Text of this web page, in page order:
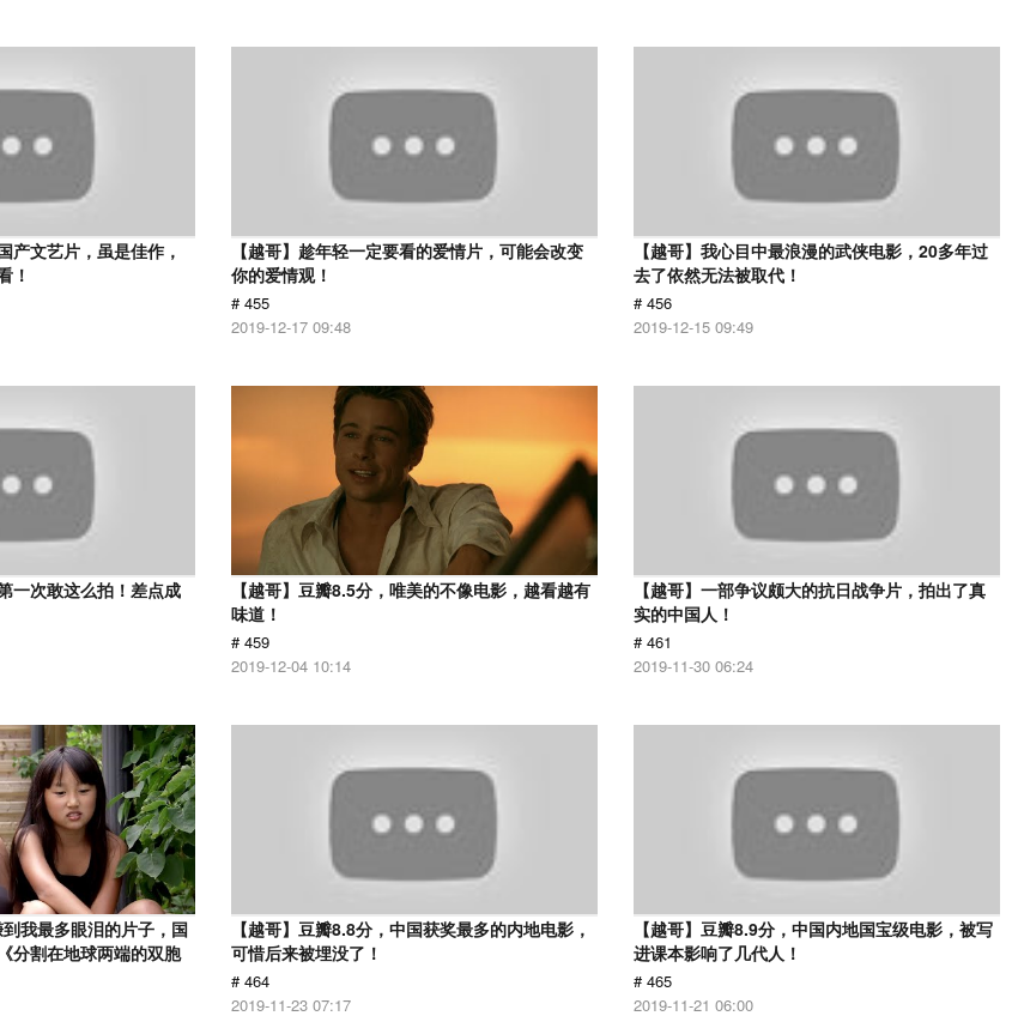
产文艺片，虽是佳作，
！
【越哥】趁年轻一定要看的爱情片，可能会改变
你的爱情观！
# 455
2019-12-17 09:48
【越哥】我心目中最浪漫的武侠电影，20多年过
去了依然无法被取代！
# 456
2019-12-15 09:49
一次敢这么拍！差点成
【越哥】豆瓣8.5分，唯美的不像电影，越看越有
味道！
# 459
2019-12-04 10:14
【越哥】一部争议颇大的抗日战争片，拍出了真
实的中国人！
# 461
2019-11-30 06:24
到我最多眼泪的片子，国
分割在地球两端的双胞
【越哥】豆瓣8.8分，中国获奖最多的内地电影，
可惜后来被埋没了！
# 464
2019-11-23 07:17
【越哥】豆瓣8.9分，中国内地国宝级电影，被写
进课本影响了几代人！
# 465
2019-11-21 06:00